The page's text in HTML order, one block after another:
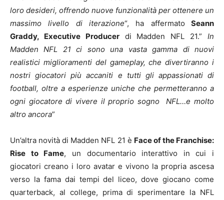
loro desideri, offrendo nuove funzionalità per ottenere un
massimo livello di iterazione“, ha affermato Seann
Graddy, Executive Producerdi Madden NFL 21.”In
Madden NFL 21 ci sono una vasta gamma di nuovi
realistici miglioramenti del gameplay, che divertiranno i
nostri giocatori più accaniti e tutti gli appassionati di
football, oltre a esperienze uniche che permetteranno a
ogni giocatore di vivere il proprio sogno NFL…e molto
altro ancora”
Un’altra novità di Madden NFL 21 è Face of the Franchise:
Rise to Fame, un documentario interattivo in cui i
giocatori creano i loro avatar e vivono la propria ascesa
verso la fama dai tempi del liceo, dove giocano come
quarterback, al college, prima di sperimentare la NFL